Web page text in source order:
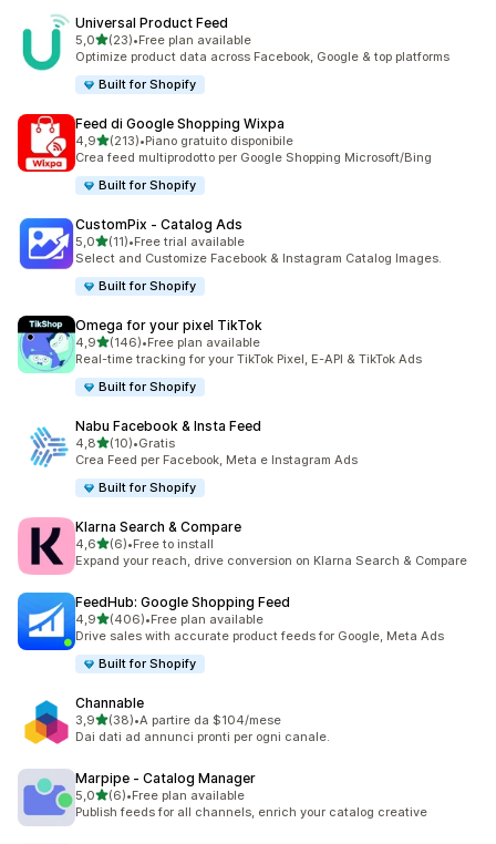
Universal Product Feed
5,0stelle su 5
(23)
23 recensioni totali
•Free plan available
Optimize product data across Facebook, Google & top platforms
Built for Shopify
Feed di Google Shopping Wixpa
4,9stelle su 5
(213)
213 recensioni totali
•Piano gratuito disponibile
Crea feed multiprodotto per Google Shopping Microsoft/Bing
Built for Shopify
CustomPix ‑ Catalog Ads
5,0stelle su 5
(11)
11 recensioni totali
•Free trial available
Select and Customize Facebook & Instagram Catalog Images.
Built for Shopify
Omega for your pixel TikTok
4,9stelle su 5
(146)
146 recensioni totali
•Free plan available
Real-time tracking for your TikTok Pixel, E-API & TikTok Ads
Built for Shopify
Nabu Facebook & Insta Feed
4,8stelle su 5
(10)
10 recensioni totali
•Gratis
Crea Feed per Facebook, Meta e Instagram Ads
Built for Shopify
Klarna Search & Compare
4,6stelle su 5
(6)
6 recensioni totali
•Free to install
Expand your reach, drive conversion on Klarna Search & Compare
FeedHub: Google Shopping Feed
4,9stelle su 5
(406)
406 recensioni totali
•Free plan available
Drive sales with accurate product feeds for Google, Meta Ads
Built for Shopify
Channable
3,9stelle su 5
(38)
38 recensioni totali
•A partire da $104/mese
Dai dati ad annunci pronti per ogni canale.
Marpipe ‑ Catalog Manager
5,0stelle su 5
(6)
6 recensioni totali
•Free plan available
Publish feeds for all channels, enrich your catalog creative